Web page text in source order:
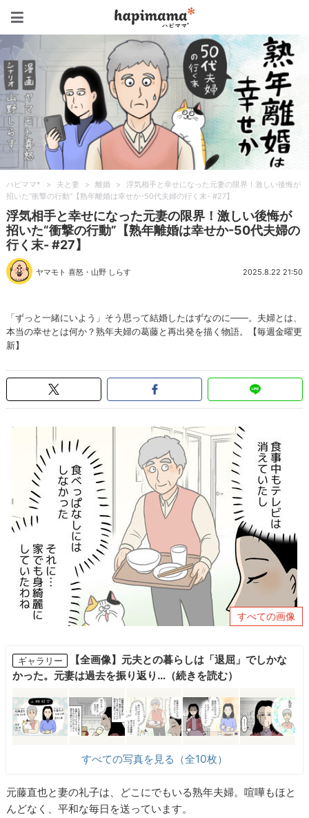
ハピママ* > 夫と妻 > 離婚 >
浮気相手と幸せになった元妻の限界！激しい後悔が
招いた“衝撃の行動”【熟年離婚は幸せか-50代夫婦の行く末- #27】
浮気相手と幸せになった元妻の限界！激しい後悔が
招いた“衝撃の行動”【熟年離婚は幸せか-50代夫婦の
行く末- #27】
ヤマモト 喜怒 ・ 山野 しらす 2025.8.22 21:50
「ずっと一緒にいよう」そう思って結婚したはずなのに――。夫婦とは、
本当の幸せとは何か？熟年夫婦の葛藤と再出発を描く物語。【毎週金曜更
新】
すべての画像
ギャラリー
【全画像】元夫との暮らしは「退屈」でしかな
かった。元妻は過去を振り返り…（続きを読む）
すべての写真を見る（全10枚）
元藤直也と妻の礼子は、どこにでもいる熟年夫婦。喧嘩もほと
んどなく、平和な毎日を送っています。